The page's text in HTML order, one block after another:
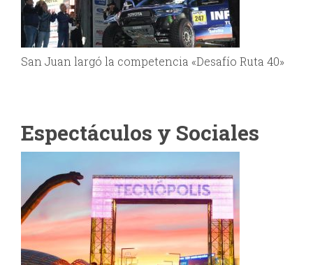
San Juan largó la competencia «Desafío Ruta 40»
Espectáculos y Sociales